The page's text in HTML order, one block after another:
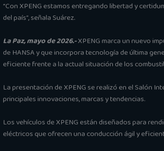
“Con XPENG estamos entregando libertad y
del país”, señala Suárez.
La Paz, mayo de 2026.-XPENG marca un nuevo
de HANSA y que incorpora tecnología de última
eficiente frente a la actual situación de los
La presentación de XPENG se realizó en el Salón
principales innovaciones, marcas y tendencias.
Los vehículos de XPENG están diseñados para
eléctricos que ofrecen una conducción ágil y